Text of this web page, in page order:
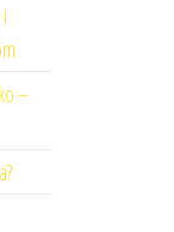
i
–